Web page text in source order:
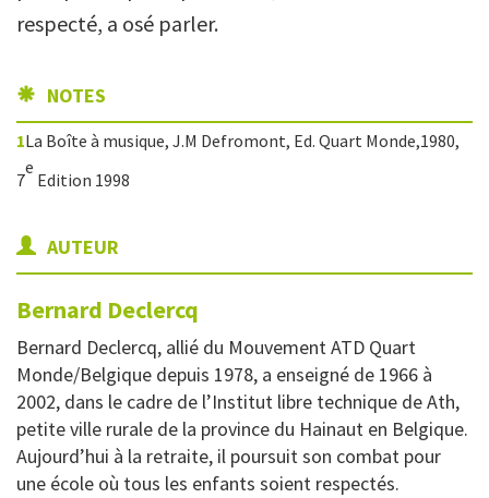
respecté, a osé parler.
NOTES
1La Boîte à musique, J.M Defromont, Ed. Quart Monde,1980,
7
e
Edition 1998
AUTEUR
Bernard Declercq
Bernard Declercq, allié du Mouvement ATD Quart
Monde/Belgique depuis 1978, a enseigné de 1966 à
2002, dans le cadre de l’Institut libre technique de Ath,
petite ville rurale de la province du Hainaut en Belgique.
Aujourd’hui à la retraite, il poursuit son combat pour
une école où tous les enfants soient respectés.